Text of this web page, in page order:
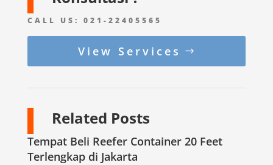
CALL US: 021-22405565
View Services
Related Posts
Tempat Beli Reefer Container 20 Feet
Terlengkap di Jakarta